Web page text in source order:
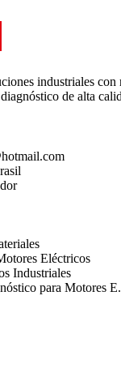
industriales con
de alta
Eléctricos
Industriales
para Motores